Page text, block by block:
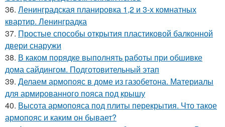
36. Ленинградская планировка 1,2 и 3-х комнатных
квартир. Ленинградка
37. Простые способы открытия пластиковой балконной
двери снаружи
38. В каком порядке выполнять работы при обшивке
дома сайдингом. Подготовительный этап
39. Делаем армопояс в доме из газобетона. Материалы
для армированного пояса под крышу
40. Высота армопояса под плиты перекрытия. Что такое
армопояс и каким он бывает?